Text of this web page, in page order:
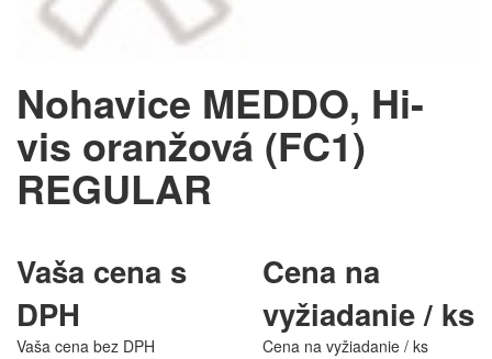
Nohavice MEDDO, Hi-
vis oranžová (FC1)
REGULAR
Vaša cena s
DPH
Cena na
vyžiadanie / ks
Vaša cena bez DPH
Cena na vyžiadanie / ks